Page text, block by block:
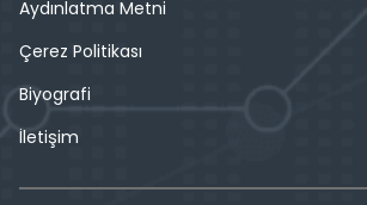
Aydınlatma Metni
Çerez Politikası
Biyografi
İletişim